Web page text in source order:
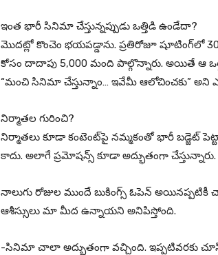
ఇంత భారీ సినిమా చేస్తున్నప్పుడు ఒత్తిడి ఉండేదా?
మొదట్లో కొంచెం భయపడ్డాను. ప్రతిరోజూ షూటింగ్‌లో
కోసం దాదాపు 5,000 మంది పాల్గొన్నారు. అయితే ఆ
“మంచి సినిమా చేస్తున్నాం… ఇవేమీ ఆలోచించకు” అని
నిర్మాతల గురించి?
నిర్మాతలు కూడా కంటెంట్‌పై నమ్మకంతో భారీ బడ్జెట్
కాదు. అలాగే ప్రమోషన్స్ కూడా అద్భుతంగా చేస్తున్నారు.
నాలుగు రోజుల ముందే బుకింగ్స్ ఓపెన్ అయినప్పటికీ
ఆశీస్సులు మా మీద ఉన్నాయని అనిపిస్తోంది.
-సినిమా చాలా అద్భుతంగా వచ్చింది. ఇప్పటివరకు